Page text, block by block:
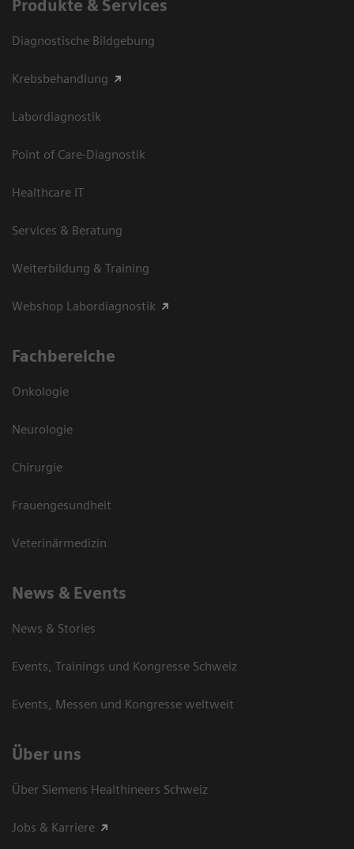
Produkte & Services
Diagnostische Bildgebung
Krebsbehandlung
Labordiagnostik
Point of Care-Diagnostik
Healthcare IT
Services & Beratung
Weiterbildung & Training
Webshop Labordiagnostik
Fachbereiche
Onkologie
Neurologie
Chirurgie
Frauengesundheit
Veterinärmedizin
News & Events
News & Stories
Events, Trainings und Kongresse Schweiz
Events, Messen und Kongresse weltweit
Über uns
Über Siemens Healthineers Schweiz
Jobs & Karriere